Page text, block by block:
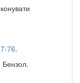
76.
Бензол.